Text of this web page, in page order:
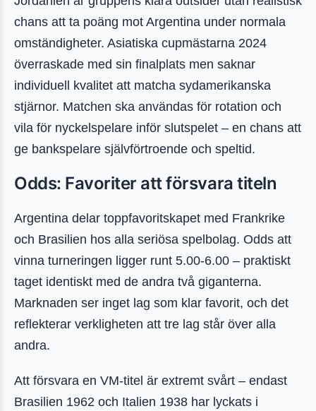
chans att ta poäng mot Argentina under normala
omständigheter. Asiatiska cupmästarna 2024
överraskade med sin finalplats men saknar
individuell kvalitet att matcha sydamerikanska
stjärnor. Matchen ska användas för rotation och
vila för nyckelspelare inför slutspelet – en chans att
ge bankspelare självförtroende och speltid.
Odds: Favoriter att försvara titeln
Argentina delar toppfavoritskapet med Frankrike
och Brasilien hos alla seriösa spelbolag. Odds att
vinna turneringen ligger runt 5.00-6.00 – praktiskt
taget identiskt med de andra två giganterna.
Marknaden ser inget lag som klar favorit, och det
reflekterar verkligheten att tre lag står över alla
andra.
Att försvara en VM-titel är extremt svårt – endast
Brasilien 1962 och Italien 1938 har lyckats i